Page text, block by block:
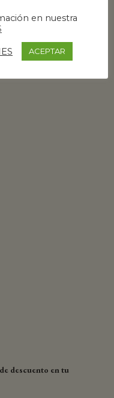
descuento en tu
en nuestra
ACEPTAR